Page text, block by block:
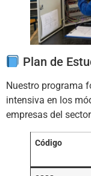
Plan de
Nuestro programa
intensiva en los
empresas del
Código